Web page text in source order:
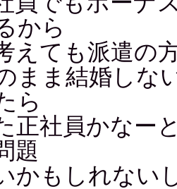
から
えても派遣の
まま結婚しな
ら
正社員かなー
題
かもしれない